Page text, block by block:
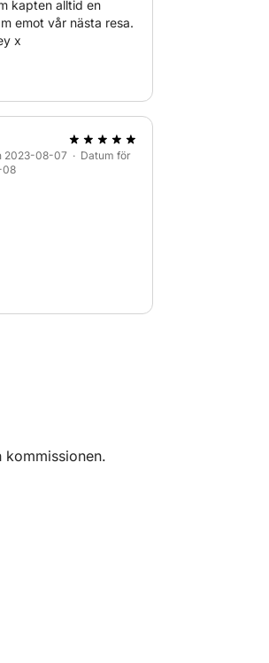
kapten alltid en
x
2023-08-07 · Datum för
08